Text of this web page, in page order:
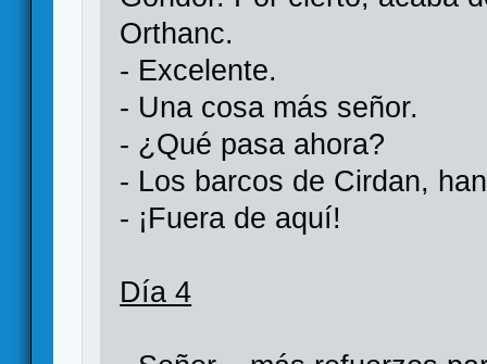
Orthanc.
- Excelente.
- Una cosa más señor.
- ¿Qué pasa ahora?
- Los barcos de Cirdan,
- ¡Fuera de aquí!
Día 4